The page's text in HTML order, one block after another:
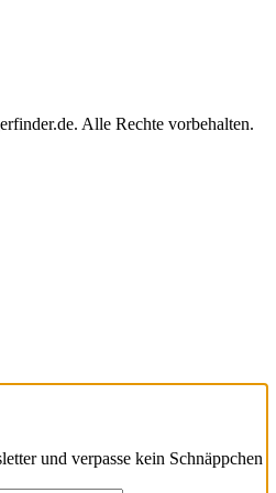
Alle Rechte vorbehalten.
und verpasse kein Schnäppchen